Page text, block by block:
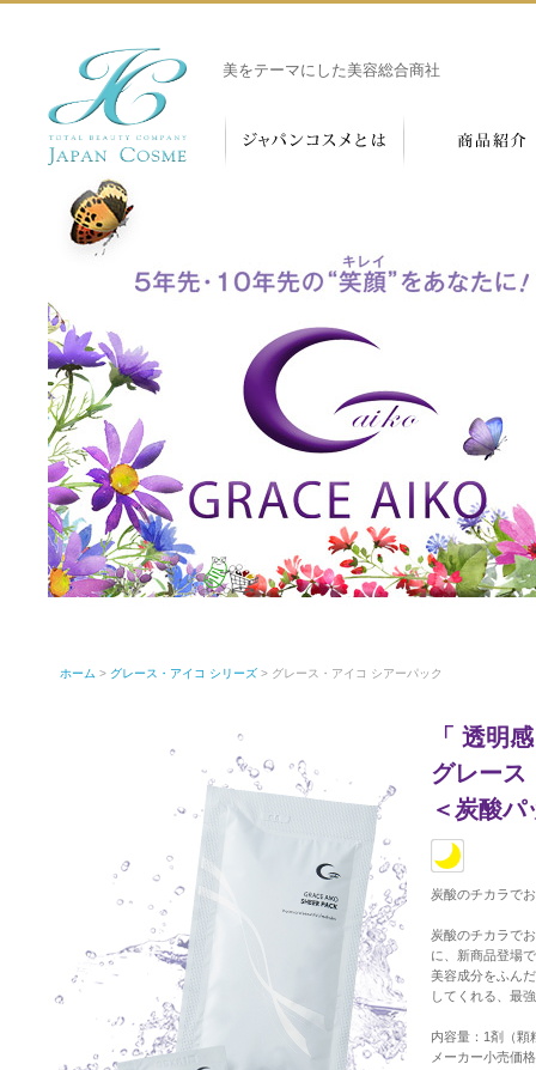
美をテーマにした美容総合商社
ホーム > グレース・アイコ シリーズ > グレース・アイコ シアーパック
「 透明
グレース
＜炭酸パ
炭酸のチカラで
炭酸のチカラで
に、新商品登場
美容成分をふん
してくれる、最
内容量：1剤（顆
メーカー小売価